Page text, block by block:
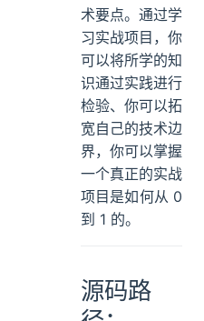
术要点。通过学
习实战项目，你
可以将所学的知
识通过实践进行
检验、你可以拓
宽自己的技术边
界，你可以掌握
一个真正的实战
项目是如何从 0
到 1 的。
源码路